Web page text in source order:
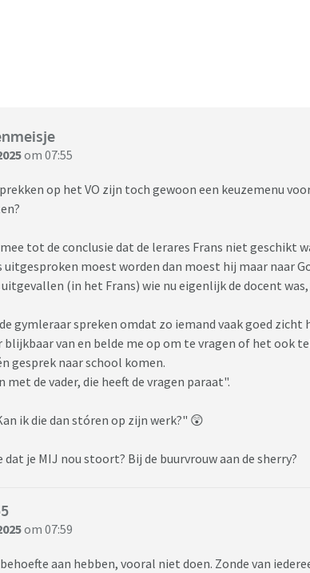
om 07:55
op het VO zijn toch gewoon een keuzemenu
tot de conclusie dat de lerares Frans niet geschikt
moest worden dan moest hij maar naar
(in het Frans) wie nu eigenlijk de docent
gymleraar spreken omdat zo iemand vaak goed zicht
blijkbaar van en belde me op om te vragen of het ook
gesprek naar school komen.
met de vader, die heeft de vragen paraat".
ik die dan stóren op zijn werk?" 😲
dat je MIJ nou stoort? Bij de buurvrouw aan de sherry?
om 07:59
aan hebben, vooral niet doen. Zonde van